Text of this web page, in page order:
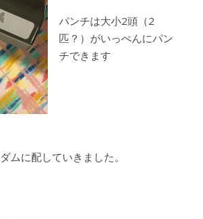
パンチは大小2頭（2
匹？）がいっぺんにパン
チできます
ムに配していきました。